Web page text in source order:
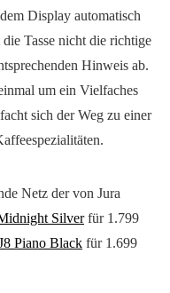
Display automatisch
Tasse nicht die richtige
Hinweis ab.
um ein Vielfaches
sich der Weg zu einer
Netz der von Jura
Silverfür 1.799
Piano Black für 1.699